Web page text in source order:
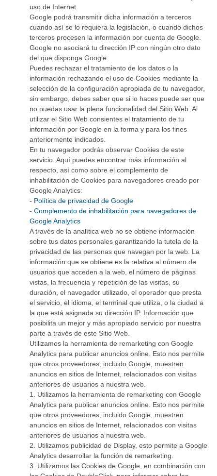
uso de Internet.
Google podrá transmitir dicha información a terceros
cuando así se lo requiera la legislación, o cuando dichos
terceros procesen la información por cuenta de Google.
Google no asociará tu dirección IP con ningún otro dato
del que disponga Google.
Puedes rechazar el tratamiento de los datos o la
información rechazando el uso de Cookies mediante la
selección de la configuración apropiada de tu navegador,
sin embargo, debes saber que si lo haces puede ser que
no puedas usar la plena funcionalidad del Sitio Web. Al
utilizar el Sitio Web consientes el tratamiento de tu
información por Google en la forma y para los fines
anteriormente indicados.
En tu navegador podrás observar Cookies de este
servicio. Aquí puedes encontrar más información al
respecto, así como sobre el complemento de
inhabilitación de Cookies para navegadores creado por
Google Analytics:
- Política de privacidad de Google
- Complemento de inhabilitación para navegadores de
Google Analytics
A través de la analítica web no se obtiene información
sobre tus datos personales garantizando la tutela de la
privacidad de las personas que navegan por la web. La
información que se obtiene es la relativa al número de
usuarios que acceden a la web, el número de páginas
vistas, la frecuencia y repetición de las visitas, su
duración, el navegador utilizado, el operador que presta
el servicio, el idioma, el terminal que utiliza, o la ciudad a
la que está asignada su dirección IP. Información que
posibilita un mejor y más apropiado servicio por nuestra
parte a través de este Sitio Web.
Utilizamos la herramienta de remarketing con Google
Analytics para publicar anuncios online. Esto nos permite
que otros proveedores, incluido Google, muestren
anuncios en sitios de Internet, relacionados con visitas
anteriores de usuarios a nuestra web.
1. Utilizamos la herramienta de remarketing con Google
Analytics para publicar anuncios online. Esto nos permite
que otros proveedores, incluido Google, muestren
anuncios en sitios de Internet, relacionados con visitas
anteriores de usuarios a nuestra web.
2. Utilizamos publicidad de Display, esto permite a Google
Analytics desarrollar la función de remarketing.
3. Utilizamos las Cookies de Google, en combinación con